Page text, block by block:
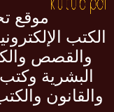
الكتب
والقصص
البشرية
والقانون